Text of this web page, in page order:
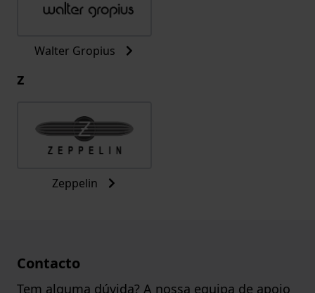
Walter Gropius
Z
Zeppelin
Contacto
Tem alguma dúvida? A nossa equipa de apoio